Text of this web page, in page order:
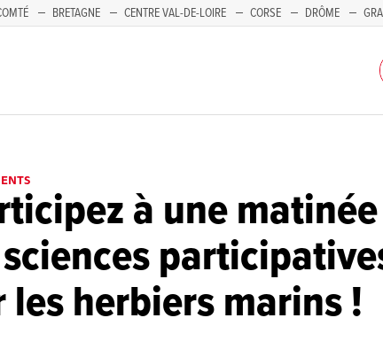
BRETAGNE CENTRE VAL-DE-LOIRE CORSE DRÔME
à une matinée
les herbiers marins !